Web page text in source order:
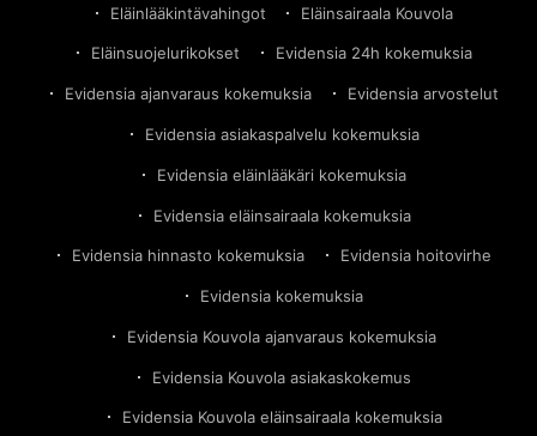
Eläinlääkintävahingot Eläinsairaala Kouvola
Eläinsuojelurikokset Evidensia 24h kokemuksia
Evidensia ajanvaraus kokemuksia Evidensia arvostelut
Evidensia asiakaspalvelu kokemuksia
Evidensia eläinlääkäri kokemuksia
Evidensia eläinsairaala kokemuksia
Evidensia hinnasto kokemuksia Evidensia hoitovirhe
Evidensia kokemuksia
Evidensia Kouvola ajanvaraus kokemuksia
Evidensia Kouvola asiakaskokemus
Evidensia Kouvola eläinsairaala kokemuksia